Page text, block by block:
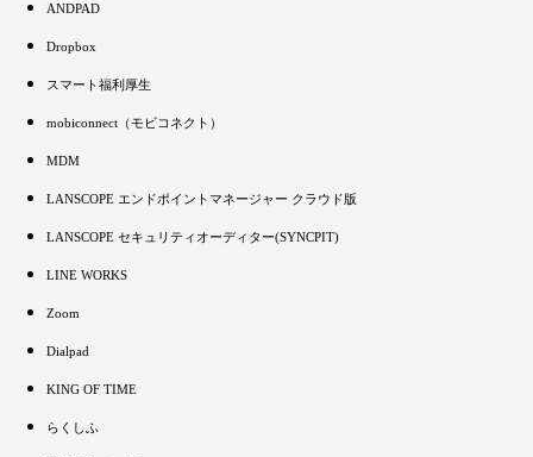
ANDPAD
Dropbox
スマート福利厚生
mobiconnect（モビコネクト）
MDM
LANSCOPE エンドポイントマネージャー クラウド版
LANSCOPE セキュリティオーディター(SYNCPIT)
LINE WORKS
Zoom
Dialpad
KING OF TIME
らくしふ